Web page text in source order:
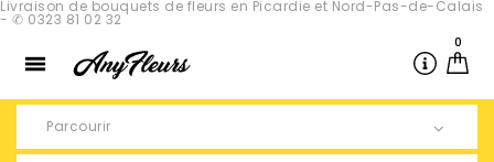
Livraison de bouquets de fleurs en Picardie et Nord-Pas-de-Calais
- ✆ 0323 81 02 32

0
Parcourir